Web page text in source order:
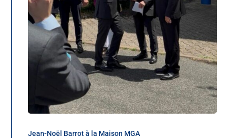
Jean-Noël Barrot à la Maison MGA